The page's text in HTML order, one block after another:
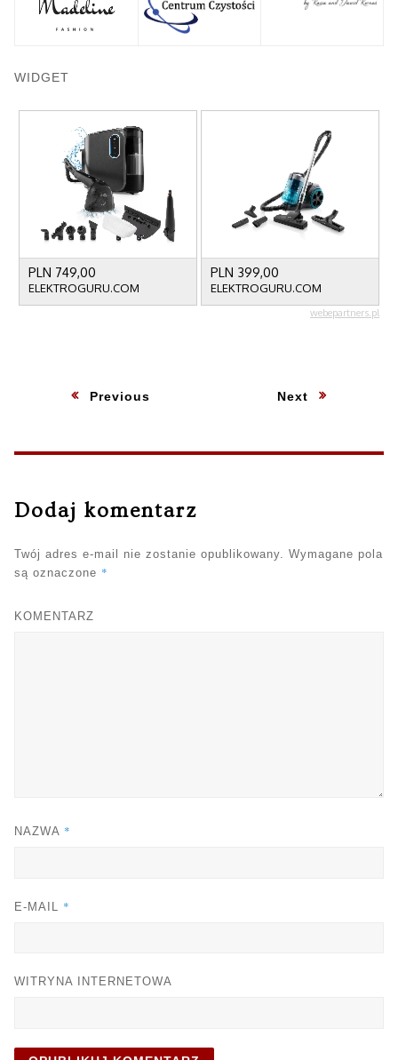
WIDGET
Nawigacja
Previous Next
Dodaj komentarz
Twój adres e-mail nie zostanie opublikowany.
Wymagane pola
są oznaczone *
KOMENTARZ
NAZWA *
E-MAIL *
WITRYNA INTERNETOWA